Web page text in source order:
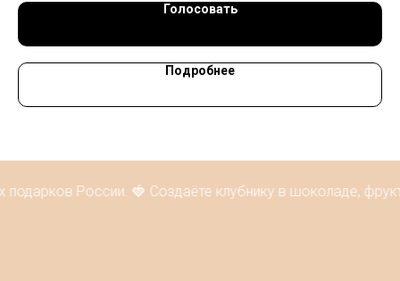
Голосовать
Подробнее
России. 🍓 Создаёте клубнику в шоколаде,